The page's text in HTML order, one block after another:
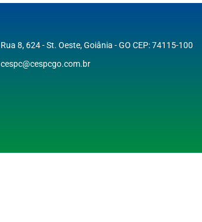
Rua 8, 624 - St. Oeste, Goiânia - GO CEP: 74115-100
cespc@cespcgo.com.br